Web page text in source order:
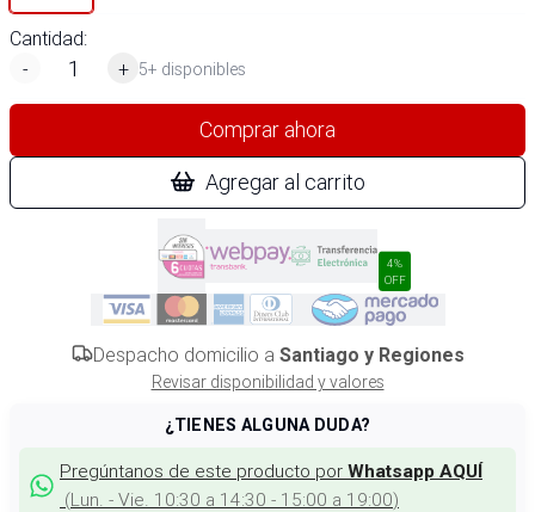
Cantidad:
-
+ 5+ disponibles
Comprar ahora
Agregar al carrito
4%
OFF
Despacho domicilio a Santiago y Regiones
Revisar disponibilidad y valores
¿TIENES ALGUNA DUDA?
Pregúntanos de este producto por Whatsapp AQUÍ
(Lun. - Vie. 10:30 a 14:30 - 15:00 a 19:00)